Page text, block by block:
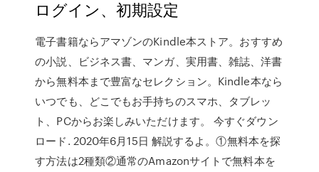
ログイン、初期設定
電子書籍ならアマゾンのKindle本ストア。おすすめ
の小説、ビジネス書、マンガ、実用書、雑誌、洋書
から無料本まで豊富なセレクション。Kindle本なら
いつでも、どこでもお手持ちのスマホ、タブレッ
ト、PCからお楽しみいただけます。 今すぐダウン
ロード. 2020年6月15日 解説するよ。①無料本を探
す方法は2種類②通常のAmazonサイトで無料本を